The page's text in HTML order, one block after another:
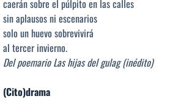
caerán sobre el púlpito en las calles
sin aplausos ni escenarios
solo un huevo sobrevivirá
al tercer invierno.
Del poemario Las hijas del gulag (inédito)
(Cito)drama